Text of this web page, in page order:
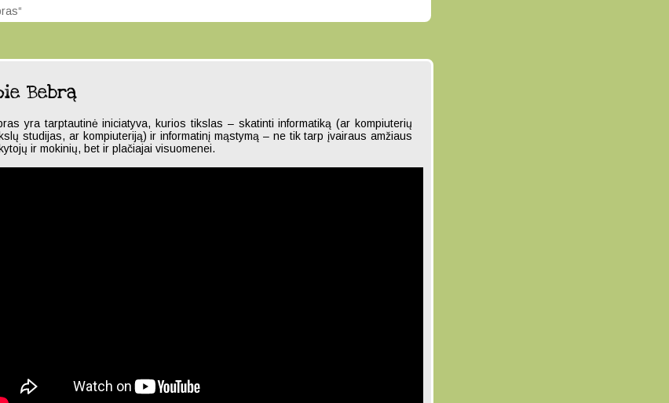
Bebrą
yra tarptautinė iniciatyva, kurios tikslas – skatinti informatiką (ar kompiuterių
studijas, ar kompiuteriją) ir informatinį mąstymą – ne tik tarp įvairaus amžiaus
ir mokinių, bet ir plačiajai visuomenei.